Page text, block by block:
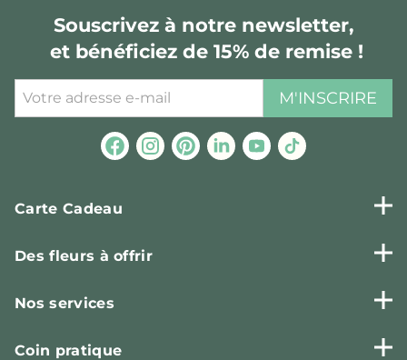
Souscrivez à notre newsletter,
et bénéficiez de 15% de remise !
M'INSCRIRE
Carte Cadeau
Des fleurs à offrir
Nos services
Coin pratique